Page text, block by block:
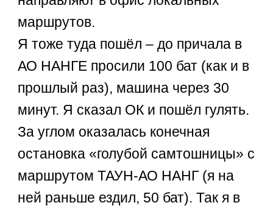
маршрутов.
Я тоже туда пошёл – до причала в
АО НАНГЕ просили 100 бат (как и в
прошлый раз), машина через 30
минут. Я сказал ОК и пошёл гулять.
За углом оказалась конечная
остановка «голубой самтошницы» с
маршрутом ТАУН-АО НАНГ (я на
ней раньше ездил, 50 бат). Так я в